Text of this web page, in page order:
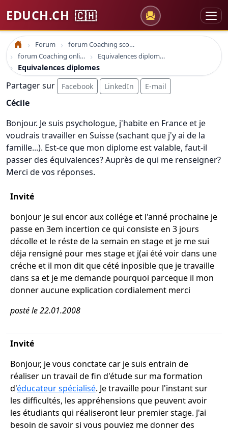
EDUCH.CH 🇨🇭
Accueil Forum
forum Coaching scolaire
forum Coaching online formation professionelle emploi education
Equivalences diplomes
Equivalences diplomes
Partager sur Facebook LinkedIn E-mail
Cécile
Bonjour. Je suis psychologue, j'habite en France et je
voudrais travailler en Suisse (sachant que j'y ai de la
famille...). Est-ce que mon diplome est valable, faut-il
passer des équivalences? Auprès de qui me renseigner?
Merci de vos réponses.
Invité
bonjour je sui encor aux collége et l'anné prochaine je
passe en 3em incertion ce qui consiste en 3 jours
décolle et le réste de la semain en stage et je me sui
déja rensigné pour mes stage et j(ai été voir dans une
créche et il mon dit que cété inposible que je travaille
dans sa et je me demande pourquoi parceque il mon
donner aucune explication cordialement merci
posté le 22.01.2008
Invité
Bonjour, je vous conctate car je suis entrain de
réaliser un travail de fin d'étude sur ma formation
d'éducateur spécialisé. Je travaille pour l'instant sur
les difficultés, les appréhensions que peuvent avoir
les étudiants qui réaliseront leur premier stage. J'ai
besoin de savoir si vous pouviez me donner des